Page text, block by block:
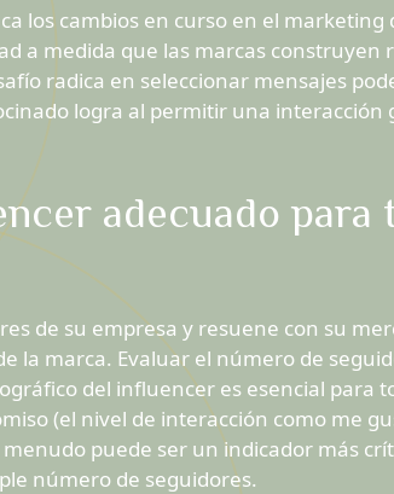
los cambios en curso en el marketing
a medida que las marcas construyen
radica en seleccionar mensajes
logra al permitir una interacción
adecuado para
de su empresa y resuene con su
la marca. Evaluar el número de
del influencer es esencial para
(el nivel de interacción como me
puede ser un indicador más
número de seguidores.